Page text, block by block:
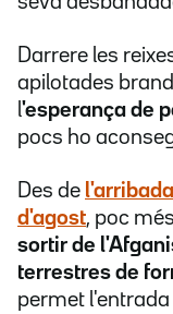
Darrere les
apilotades
l'esperança de
pocs ho
Des de
d'agost, poc
sortir de
terrestres de
permet l'entrada